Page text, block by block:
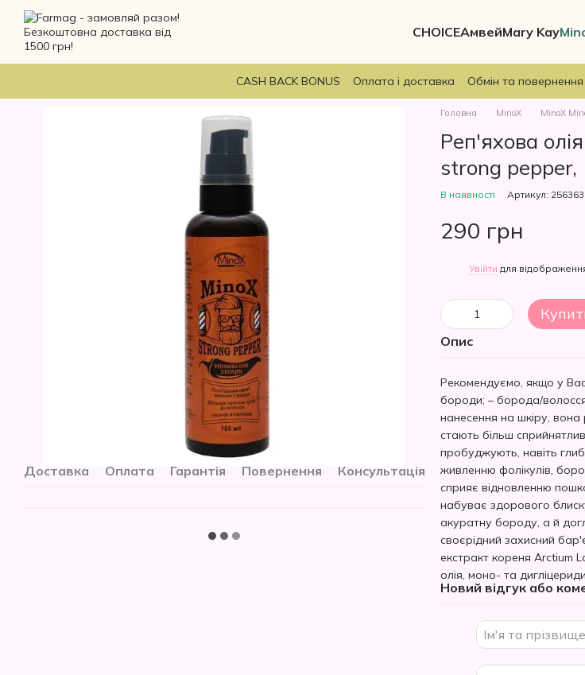
Перейти до основного контенту
CHOICEАмвейMary Kay
CASH BACK BONUS Оплата і доставка Обмін та повернення
Доставка Оплата Гарантія Повернення Консультація
Головна MinoX MinoX
Реп'яхова
strong
В наявності Артикул:
290 грн
Увійти для
Опис
Рекомендуємо, якщо у
бороди; – борода/
нанесення на шкіру, вона
стають більш
пробуджують, навіть
живленню фолікулів,
сприяє відновленню
набуває здорового
акуратну бороду, а й
своєрідний захисний
екстракт кореня Arctium
олія, моно- та
Новий відгук або